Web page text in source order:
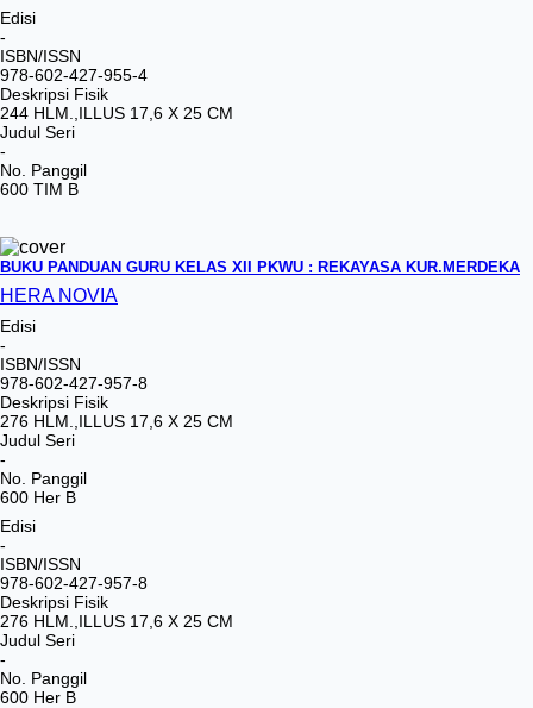
Edisi
-
ISBN/ISSN
978-602-427-955-4
Deskripsi Fisik
244 HLM.,ILLUS 17,6 X 25 CM
Judul Seri
-
No. Panggil
600 TIM B
BUKU PANDUAN GURU KELAS XII PKWU : REKAYASA KUR.MERDEKA
HERA NOVIA
Edisi
-
ISBN/ISSN
978-602-427-957-8
Deskripsi Fisik
276 HLM.,ILLUS 17,6 X 25 CM
Judul Seri
-
No. Panggil
600 Her B
Edisi
-
ISBN/ISSN
978-602-427-957-8
Deskripsi Fisik
276 HLM.,ILLUS 17,6 X 25 CM
Judul Seri
-
No. Panggil
600 Her B